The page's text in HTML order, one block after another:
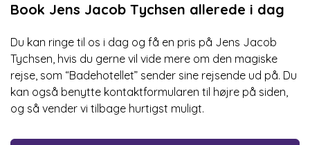
Book Jens Jacob Tychsen allerede i dag
Du kan ringe til os i dag og få en pris på Jens Jacob
Tychsen, hvis du gerne vil vide mere om den magiske
rejse, som “Badehotellet” sender sine rejsende ud på. Du
kan også benytte kontaktformularen til højre på siden,
og så vender vi tilbage hurtigst muligt.